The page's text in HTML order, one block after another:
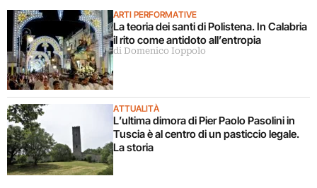
ARTI PERFORMATIVE
La teoria dei santi di Polistena. In Calabria
il rito come antidoto all’entropia
di Domenico Ioppolo
ATTUALITÀ
L’ultima dimora di Pier Paolo Pasolini in
Tuscia è al centro di un pasticcio legale.
La storia